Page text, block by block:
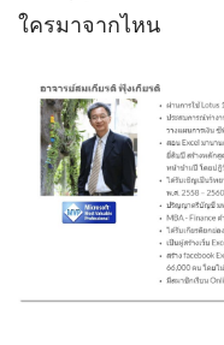
ใครมาจากไหน